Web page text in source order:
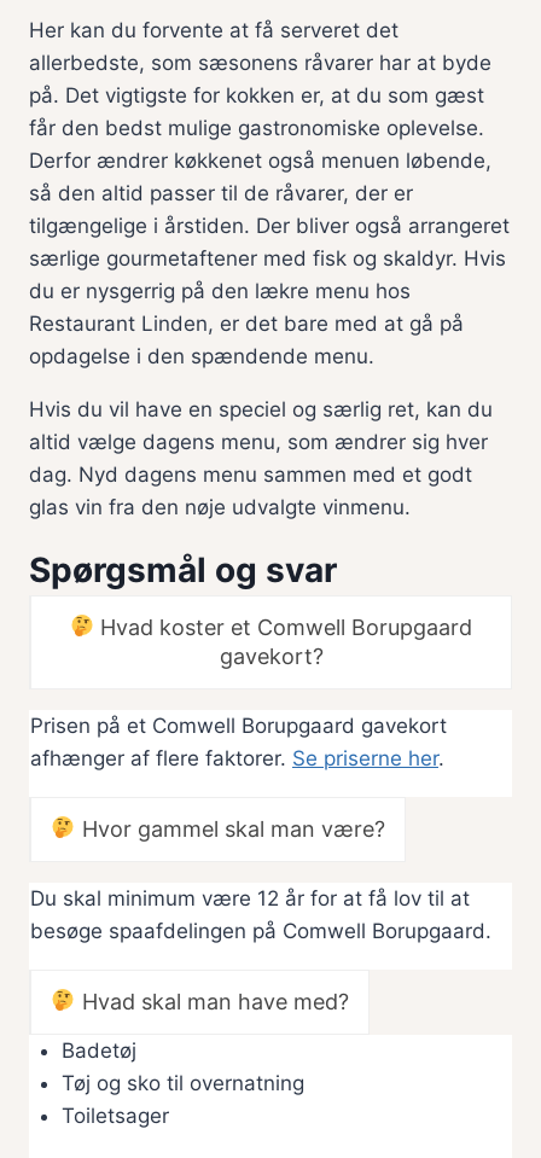
Her kan du forvente at få serveret det
allerbedste, som sæsonens råvarer har at byde
på. Det vigtigste for kokken er, at du som gæst
får den bedst mulige gastronomiske oplevelse.
Derfor ændrer køkkenet også menuen løbende,
så den altid passer til de råvarer, der er
tilgængelige i årstiden. Der bliver også arrangeret
særlige gourmetaftener med fisk og skaldyr. Hvis
du er nysgerrig på den lækre menu hos
Restaurant Linden, er det bare med at gå på
opdagelse i den spændende menu.
Hvis du vil have en speciel og særlig ret, kan du
altid vælge dagens menu, som ændrer sig hver
dag. Nyd dagens menu sammen med et godt
glas vin fra den nøje udvalgte vinmenu.
Spørgsmål og svar
Hvad koster et Comwell Borupgaard
gavekort?
Prisen på et Comwell Borupgaard gavekort
afhænger af flere faktorer. Se priserne her.
Hvor gammel skal man være?
Du skal minimum være 12 år for at få lov til at
besøge spaafdelingen på Comwell Borupgaard.
Hvad skal man have med?
Badetøj
Tøj og sko til overnatning
Toiletsager